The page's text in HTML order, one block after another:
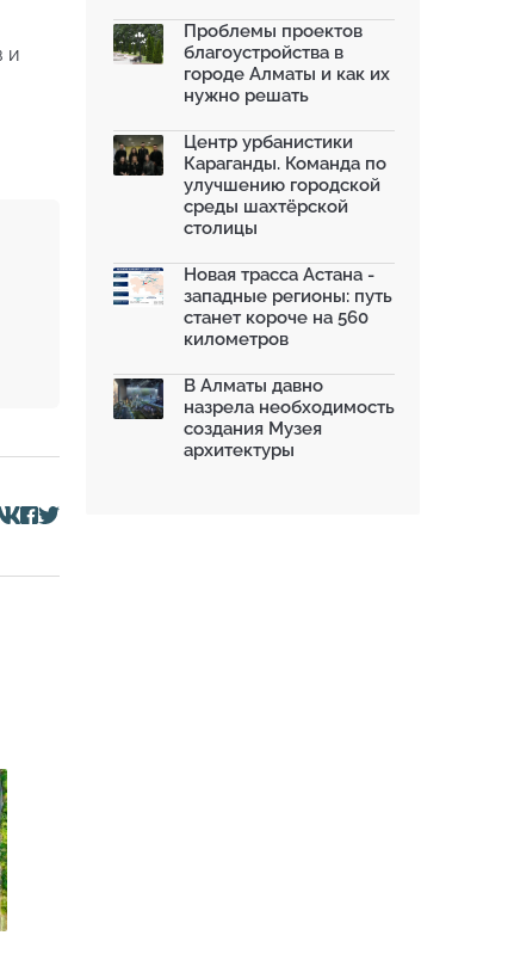
и
МЧС усилило мониторинг рек и
моренных озер после ...
02.07.2026
На общественных слушаниях
30.06.2026
На слушаниях по корректировке
СЭО Генплана Алматы...
30.06.2026
Таразе станет экопарком...
22.06.2026
Проблемы проектов
благоустройства в
городе Алматы и как их
нужно решать
Центр урбанистики
Караганды. Команда по
улучшению городской
среды шахтёрской
столицы
Новая трасса Астана -
западные регионы: путь
станет короче на 560
километров
В Алматы давно
назрела необходимость
создания Музея
архитектуры